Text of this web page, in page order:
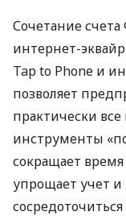
Сочетание
интернет-
Tap to Phone и
позволяет
практически
инструменты
сокращает
упрощает учет